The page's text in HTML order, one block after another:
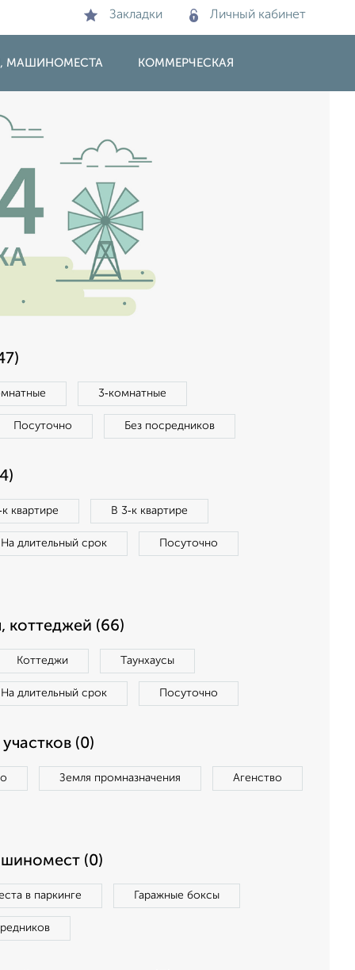
Закладки Личный кабинет
МАШИНОМЕСТА КОММЕРЧЕСКАЯ
3‑комнатные
Посуточно Без посредников
квартире В 3‑к квартире
На длительный срок Посуточно
коттеджей (66)
Коттеджи Таунхаусы
На длительный срок Посуточно
(0)
Земля промназначения Агенство
(0)
в паркинге Гаражные боксы